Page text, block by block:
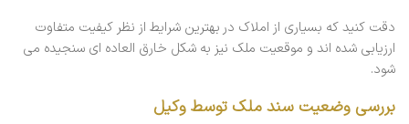
دقت کنید که بسیاری از املاک در بهترین شرایط از نظر کیفیت متفاوت
ارزیابی شده اند و موقعیت ملک نیز به شکل خارق العاده ای سنجیده می
شود.
بررسی وضعیت سند ملک توسط وکیل